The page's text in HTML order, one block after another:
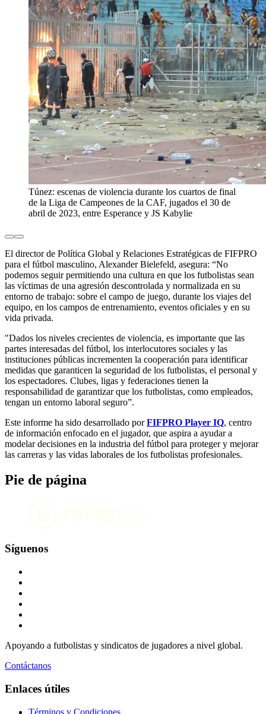
Túnez: escenas de violencia durante los cuartos de final
de la Liga de Campeones de la CAF, jugados el 30 de
abril de 2023, entre Esperance y JS Kabylie
El director de Política Global y Relaciones Estratégicas de FIFPRO
para el fútbol masculino, Alexander Bielefeld, asegura: “No
podemos seguir permitiendo una cultura en que los futbolistas sean
las víctimas de una agresión descontrolada y normalizada en su
entorno de trabajo: sobre el campo de juego, durante los viajes del
equipo, en los campos de entrenamiento, eventos oficiales y en su
vida privada.
"Dados los niveles crecientes de violencia, es importante que las
partes interesadas del fútbol, los interlocutores sociales y las
instituciones públicas incrementen la cooperación para identificar
medidas que garanticen la seguridad de los futbolistas, el personal y
los espectadores. Clubes, ligas y federaciones tienen la
responsabilidad de garantizar que los futbolistas, como empleados,
tengan un entorno laboral seguro”.
Este informe ha sido desarrollado porFIFPRO Player IQ, centro
de información enfocado en el jugador, que aspira a ayudar a
modelar decisiones en la industria del fútbol para proteger y mejorar
las carreras y las vidas laborales de los futbolistas profesionales.
Pie de página
Síguenos
Apoyando a futbolistas y sindicatos de jugadores a nivel global.
Contáctanos
Enlaces útiles
Términos y Condiciones